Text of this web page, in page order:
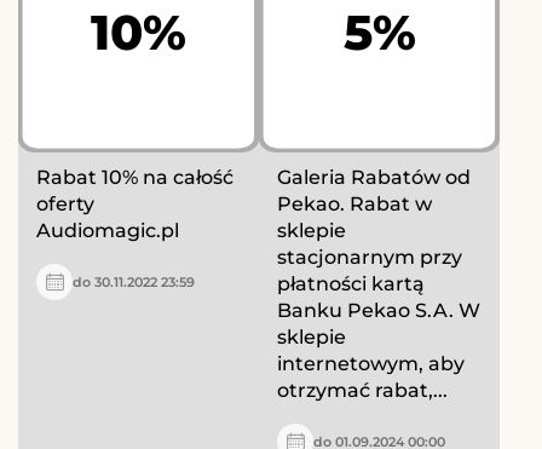
10%
Rabat 10% na całość
oferty
Audiomagic.pl
do 30.11.2022 23:59
5%
Galeria Rabatów od
Pekao. Rabat w
sklepie
stacjonarnym przy
płatności kartą
Banku Pekao S.A. W
sklepie
internetowym, aby
otrzymać rabat,...
do 01.09.2024 00:00